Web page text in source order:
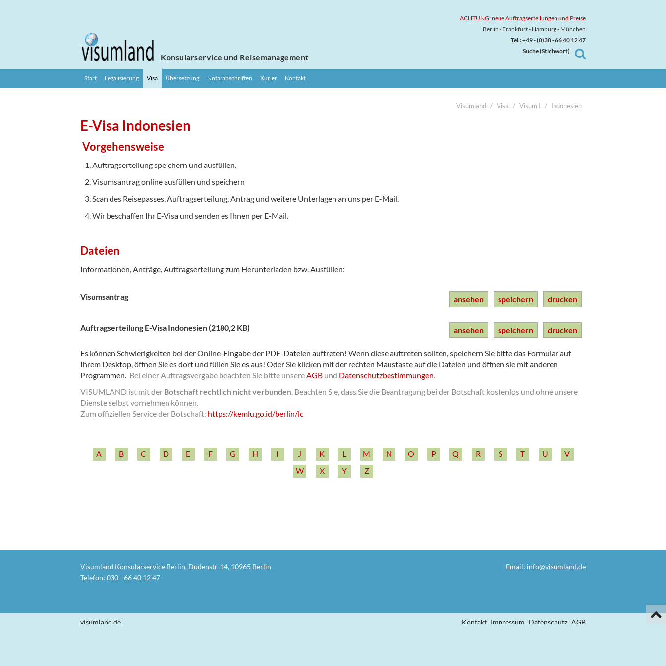
ACHTUNG: neue Auftragserteilungen und Preise
Berlin - Frankfurt - Hamburg - München
Tel.: +49 - (0)30 - 66 40 12 47
Suche (Stichwort)

Konsularservice und Reisemanagement
Start Legalisierung Visa Übersetzung Notarabschriften Kurier Kontakt
Visumland Visa Visum I Indonesien
E-Visa Indonesien
Vorgehensweise
Auftragserteilung speichern und ausfüllen.
Visumsantrag online ausfüllen und speichern
Scan des Reisepasses, Auftragserteilung, Antrag und weitere Unterlagen an uns per E-Mail.
Wir beschaffen Ihr E-Visa und senden es Ihnen per E-Mail.
Dateien
Informationen, Anträge, Auftragserteilung zum Herunterladen bzw. Ausfüllen:
Visumsantrag ansehen speichern drucken
Auftragserteilung E-Visa Indonesien (2180,2 KB) ansehen speichern drucken
Es können Schwierigkeiten bei der Online-Eingabe der PDF-Dateien auftreten! Wenn diese auftreten sollten, speichern Sie bitte das Formular auf
Ihrem Desktop, öffnen Sie es dort und füllen Sie es aus! Oder Sie klicken mit der rechten Maustaste auf die Dateien und öffnen sie mit anderen
Programmen. Bei einer Auftragsvergabe beachten Sie bitte unsereAGB und Datenschutzbestimmungen.
VISUMLAND ist mit der Botschaft rechtlich nicht verbunden. Beachten Sie, dass Sie die Beantragung bei der Botschaft kostenlos und ohne unsere
Dienste selbst vornehmen können.
Zum offiziellen Service der Botschaft: https:/­/­kemlu.go.id/­berlin/­lc
A B C D E F G H I J K L M N O P Q R S T U
V
W
X Y Z
Visumland Konsularservice Berlin, Dudenstr. 14, 10965 Berlin
Telefon: 030 - 66 40 12 47
Email: info@visumland.de
visumland.de Kontakt Impressum Datenschutz AGB
